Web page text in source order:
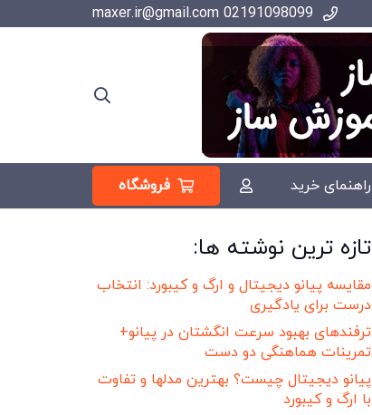
راهنمای خرید فروشگاه
تازه ترین نوشته ها:
مقایسه پیانو دیجیتال و ارگ و کیبورد: انتخاب
درست برای یادگیری
ترفندهای بهبود سرعت انگشتان در پیانو+
تمرینات هماهنگی دو دست
پیانو دیجیتال چیست؟ بهترین مدلها و تفاوت
با ارگ و کیبورد